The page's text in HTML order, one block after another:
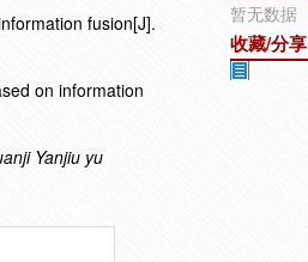
fusion[J].
on information
Yanjiu yu
暂无数据
收藏/分享